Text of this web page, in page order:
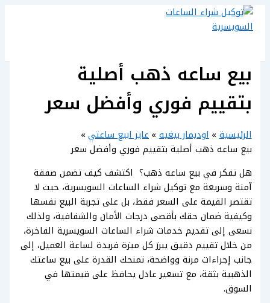
تخطي
المحتوى
بيع ساعه ذهب أصلية
بتقييم فوري وأفضل سعر
الرئيسية اوديمار بيغيه عايز ابيع ساعتي
بيع ساعه ذهب أصلية بتقييم فوري وأفضل سعر
هل تفكر في بيع ساعه ذهب؟ اكتشف كيف تضمن صفقة
آمنة وسريعة مع توكيل شراء الساعات السويسرية، حيث لا
تقتصر القيمة على السعر فقط، بل على تجربة البيع نفسها
وكيفية ضمان حقك بأقصى درجات الأمان والشفافية، ولذلك
نسعى إلى تقديم خدمات شراء الساعات السويسرية الفاخرة،
من خلال تقييم دقيق يبرز كل ميزة فريدة لساعة العميل، إلى
جانب إجراءات مرنة وواضحة، تمنحك القدرة على بيع ساعتك
الذهبية بثقة، مع تسعير عادل يحافظ على قيمتها في
السوق.